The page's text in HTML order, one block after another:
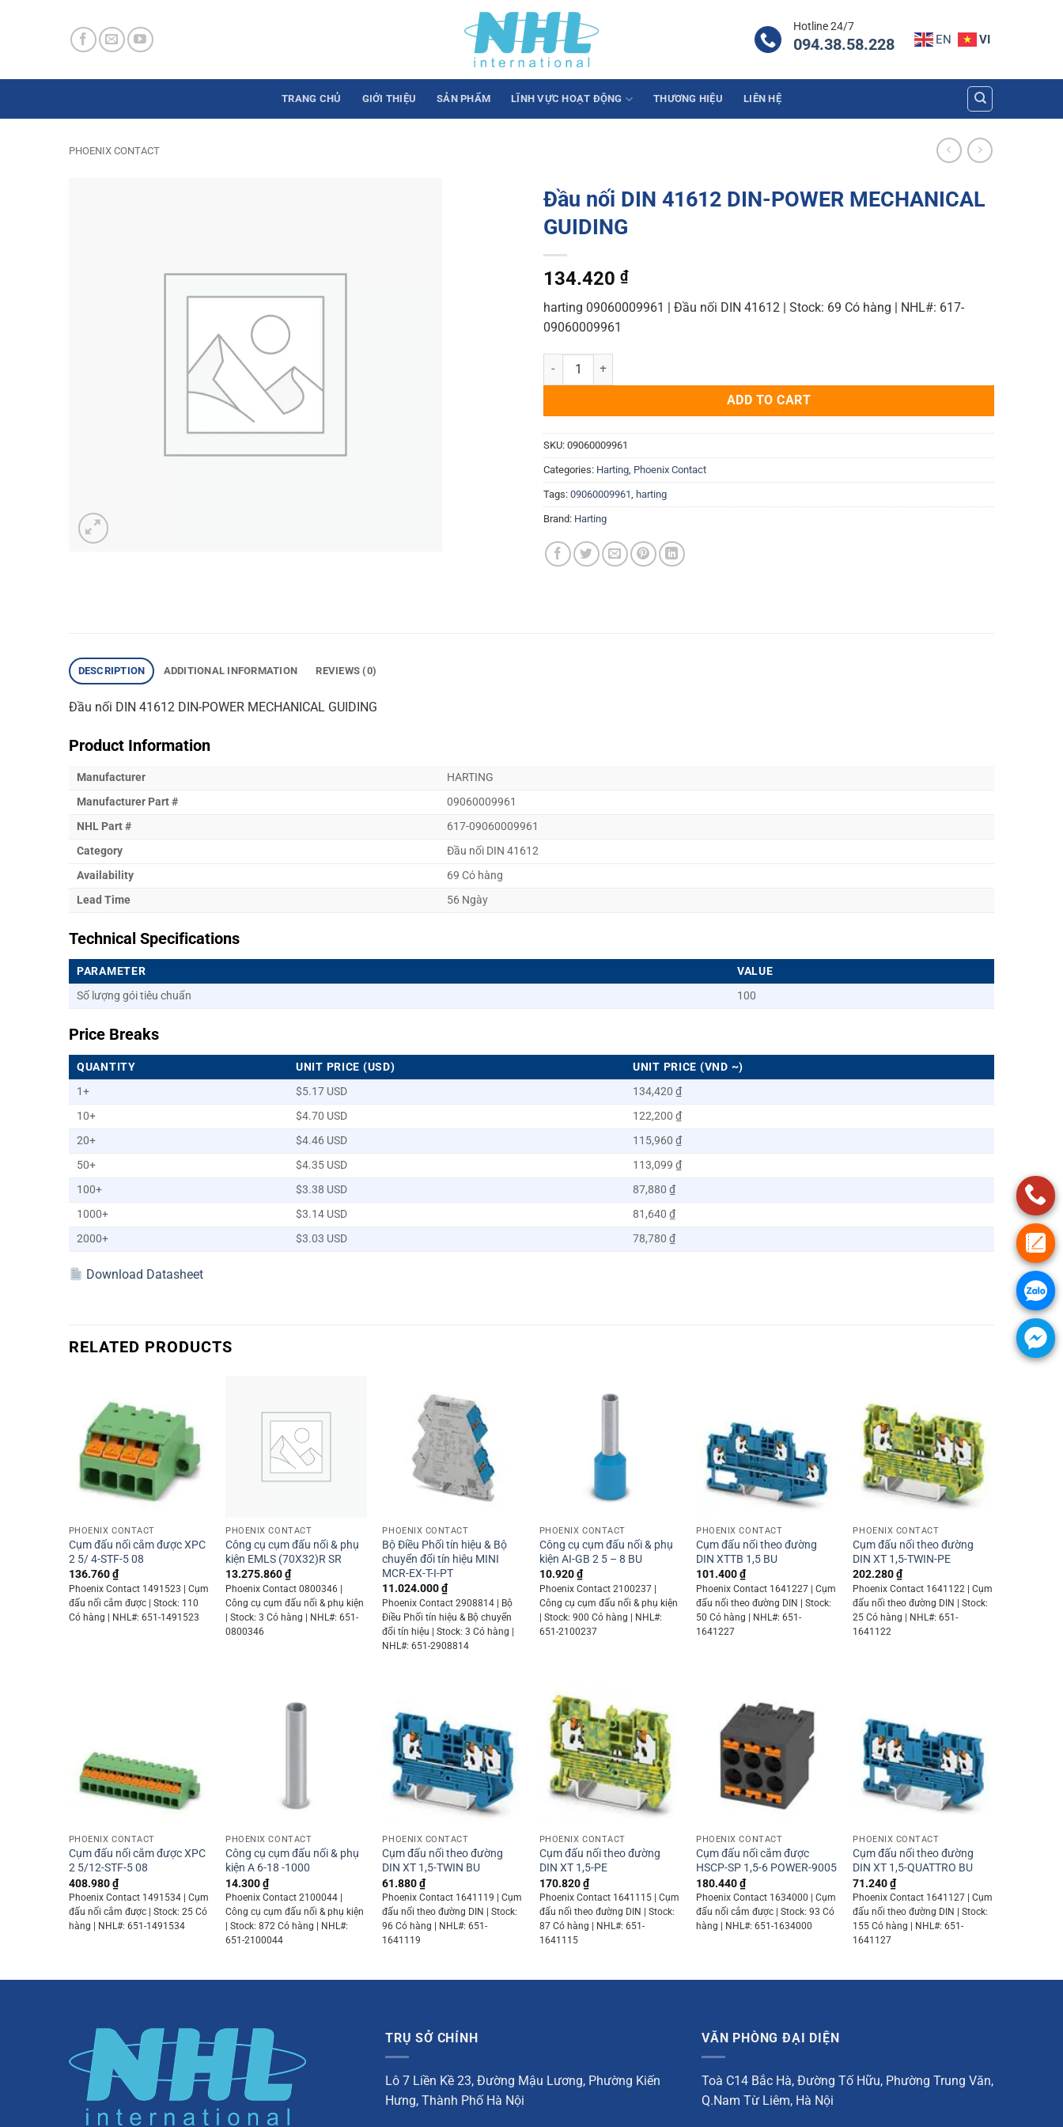
Hotline 24/7
094.38.58.228 EN VI
TRANG CHỦ GIỚI THIỆU SẢN PHẨM LĨNH VỰC HOẠT ĐỘNG THƯƠNG HIỆU LIÊN HỆ
PHOENIX CONTACT
Đầu nối DIN 41612 DIN-POWER MECHANICAL
GUIDING
134.420 ₫
harting 09060009961 | Đầu nối DIN 41612 | Stock: 69 Có hàng | NHL#: 617-
09060009961
Đầu nối DIN 41612 DIN-POWER MECHANICAL GUIDING quantity
ADD TO CART
SKU: 09060009961
Categories: Harting Phoenix Contact
Tags: 09060009961 harting
Brand: Harting
DESCRIPTION ADDITIONAL INFORMATION REVIEWS (0)
Đầu nối DIN 41612 DIN-POWER MECHANICAL GUIDING
Product Information
Manufacturer
HARTING
Manufacturer Part #
09060009961
NHL Part #
617-09060009961
Category
Đầu nối DIN 41612
Availability
69 Có hàng
Lead Time
56 Ngày
Technical Specifications
PARAMETER
VALUE
Số lượng gói tiêu chuẩn
100
Price Breaks
QUANTITY UNIT PRICE (USD)
UNIT PRICE (VND ~)
1+
$5.17 USD
134,420 ₫
10+
$4.70 USD
122,200 ₫
20+
$4.46 USD
115,960 ₫
50+
$4.35 USD
113,099 ₫
100+
$3.38 USD
87,880 ₫
1000+
$3.14 USD
81,640 ₫
2000+
$3.03 USD 78,780 ₫
Download Datasheet
RELATED PRODUCTS
PHOENIX CONTACT
Cụm đấu nối cắm được XPC
2 5/ 4-STF-5 08
136.760₫
Phoenix Contact 1491523 | Cụm
đấu nối cắm được | Stock: 110
Có hàng | NHL#: 651-1491523
PHOENIX CONTACT
Công cụ cụm đấu nối & phụ
kiện EMLS (70X32)R SR
13.275.860₫
Phoenix Contact 0800346 |
Công cụ cụm đấu nối & phụ kiện
| Stock: 3 Có hàng | NHL#: 651-
0800346
PHOENIX CONTACT
Bộ Điều Phối tín hiệu & Bộ
chuyển đổi tín hiệu MINI
MCR-EX-T-I-PT
11.024.000₫
Phoenix Contact 2908814 | Bộ
Điều Phối tín hiệu & Bộ chuyển
đổi tín hiệu | Stock: 3 Có hàng |
NHL#: 651-2908814
PHOENIX CONTACT
Công cụ cụm đấu nối & phụ
kiện AI-GB 2 5 – 8 BU
10.920₫
Phoenix Contact 2100237 |
Công cụ cụm đấu nối & phụ kiện
| Stock: 900 Có hàng | NHL#:
651-2100237
PHOENIX CONTACT
Cụm đấu nối theo đường
DIN XTTB 1,5 BU
101.400₫
Phoenix Contact 1641227 | Cụm
đấu nối theo đường DIN | Stock:
50 Có hàng | NHL#: 651-
1641227
PHOENIX CONTACT
Cụm đấu nối theo đường
DIN XT 1,5-TWIN-PE
202.280₫
Phoenix Contact 1641122 | Cụm
đấu nối theo đường DIN | Stock:
25 Có hàng | NHL#: 651-
1641122
PHOENIX CONTACT
Cụm đấu nối cắm được XPC
2 5/12-STF-5 08
408.980₫
Phoenix Contact 1491534 | Cụm
đấu nối cắm được | Stock: 25 Có
hàng | NHL#: 651-1491534
PHOENIX CONTACT
Công cụ cụm đấu nối & phụ
kiện A 6-18 -1000
14.300₫
Phoenix Contact 2100044 |
Công cụ cụm đấu nối & phụ kiện
| Stock: 872 Có hàng | NHL#:
651-2100044
PHOENIX CONTACT
Cụm đấu nối theo đường
DIN XT 1,5-TWIN BU
61.880₫
Phoenix Contact 1641119 | Cụm
đấu nối theo đường DIN | Stock:
96 Có hàng | NHL#: 651-
1641119
PHOENIX CONTACT
Cụm đấu nối theo đường
DIN XT 1,5-PE
170.820₫
Phoenix Contact 1641115 | Cụm
đấu nối theo đường DIN | Stock:
87 Có hàng | NHL#: 651-
1641115
PHOENIX CONTACT
Cụm đấu nối cắm được
HSCP-SP 1,5-6 POWER-9005
180.440₫
Phoenix Contact 1634000 | Cụm
đấu nối cắm được | Stock: 93 Có
hàng | NHL#: 651-1634000
PHOENIX CONTACT
Cụm đấu nối theo đường
DIN XT 1,5-QUATTRO BU
71.240₫
Phoenix Contact 1641127 | Cụm
đấu nối theo đường DIN | Stock:
155 Có hàng | NHL#: 651-
1641127
TRỤ SỞ CHÍNH
Lô 7 Liền Kề 23, Đường Mậu Lương, Phường Kiến
Hưng, Thành Phố Hà Nội
VĂN PHÒNG ĐẠI DIỆN
Toà C14 Bắc Hà, Đường Tố Hữu, Phường Trung Văn,
Q.Nam Từ Liêm, Hà Nội